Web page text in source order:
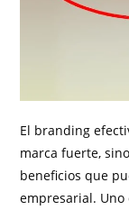
El branding
marca fuerte,
beneficios que
empresarial.